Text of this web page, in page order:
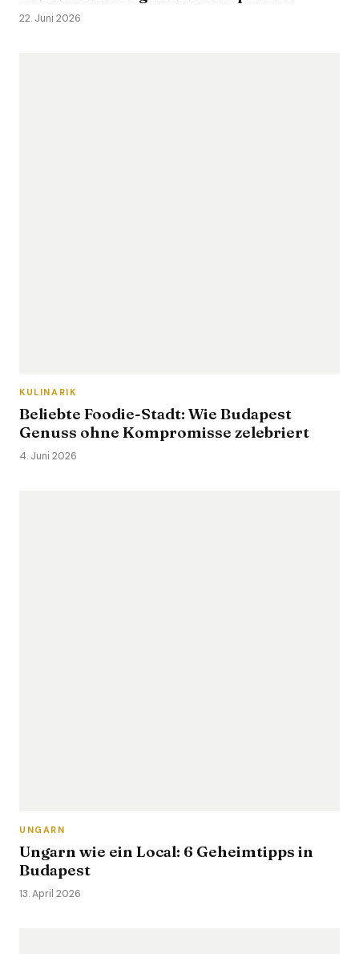
22. Juni 2026
KULINARIK
Beliebte Foodie-Stadt: Wie Budapest
Genuss ohne Kompromisse zelebriert
4. Juni 2026
UNGARN
Ungarn wie ein Local: 6 Geheimtipps in
Budapest
13. April 2026